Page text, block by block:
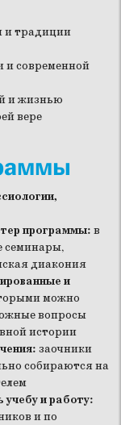
и традиции
и современной
и жизнью
вере
программы: в
семинары,
диакония
и
можно
вопросы
истории
заочники
собираются на
и работу:
и по